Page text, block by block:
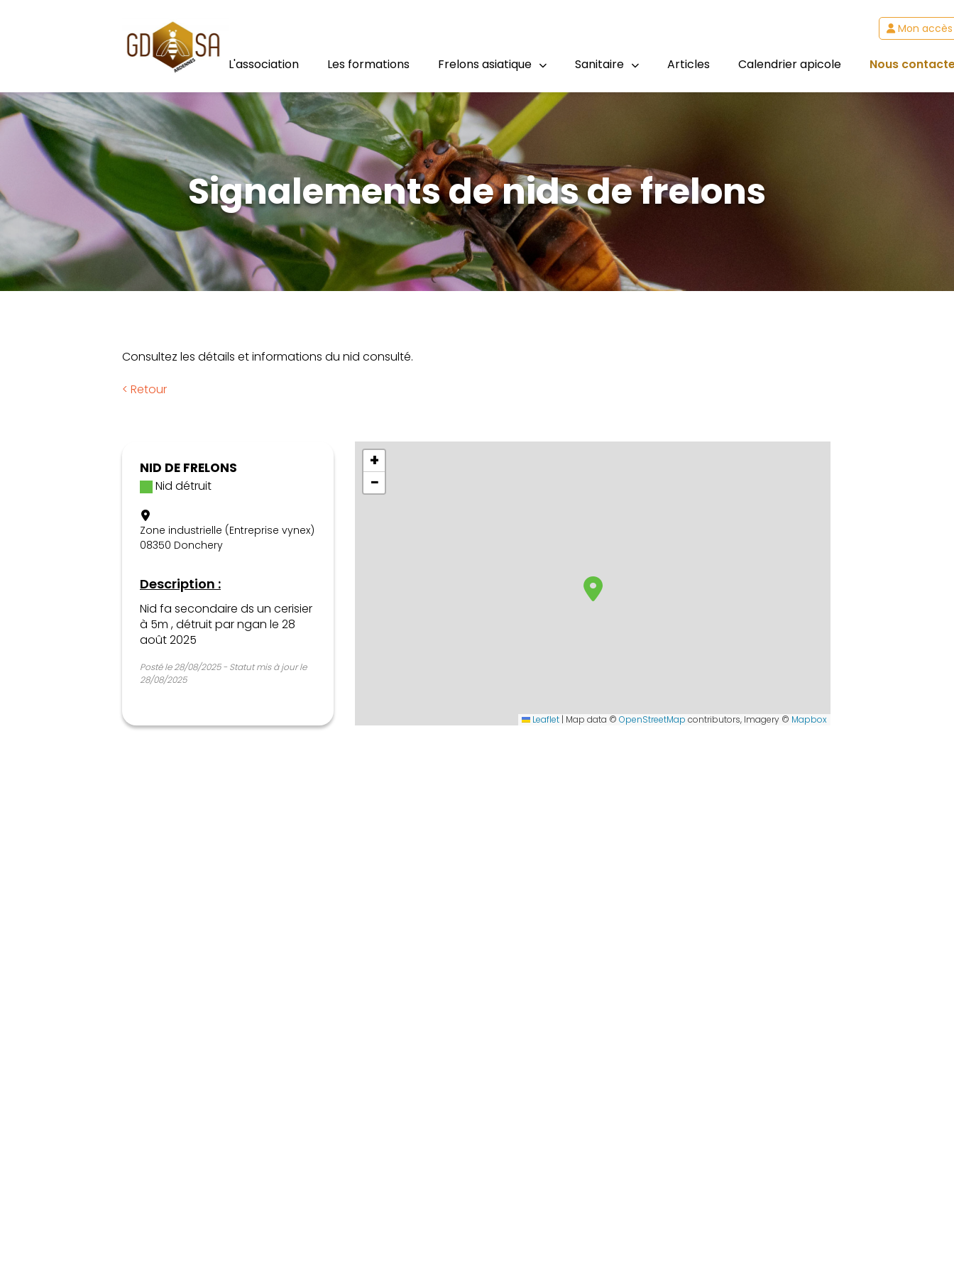
Mon accès
L'association Les formations Frelons asiatique Sanitaire Articles Calendrier apicole Nous
Signalements de nids de frelons
Consultez les détails et informations du nid consulté.
< Retour
NID DE FRELONS
Nid détruit
Zone industrielle (Entreprise vynex)
08350 Donchery
Description :
Nid fa secondaire ds un cerisier
à 5m , détruit par ngan le 28
août 2025
Posté le 28/08/2025 - Statut mis à jour le
28/08/2025
+
−
Leaflet | Map data © OpenStreetMap contributors, Imagery © Mapbox